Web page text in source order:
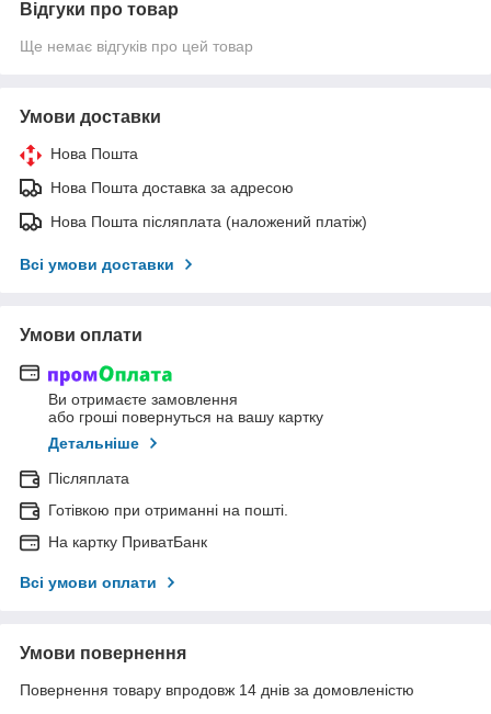
Відгуки про товар
Ще немає відгуків про цей товар
Умови доставки
Нова Пошта
Нова Пошта доставка за адресою
Нова Пошта післяплата (наложений платіж)
Всі умови доставки
Умови оплати
Ви отримаєте замовлення
або гроші повернуться на вашу картку
Детальніше
Післяплата
Готівкою при отриманні на пошті.
На картку ПриватБанк
Всі умови оплати
Умови повернення
Повернення товару впродовж 14 днів за домовленістю